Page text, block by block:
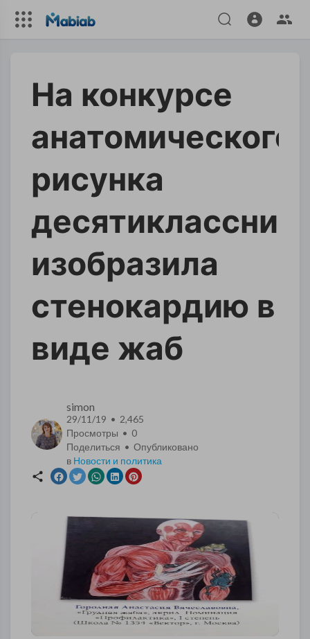
На конкурсе
анатомического
рисунка
изобразила
стенокардию в
виде жаб
simon
29/11/19 • 2,465
Просмотры • 0
Поделиться • Опубликовано
в Новости и политика